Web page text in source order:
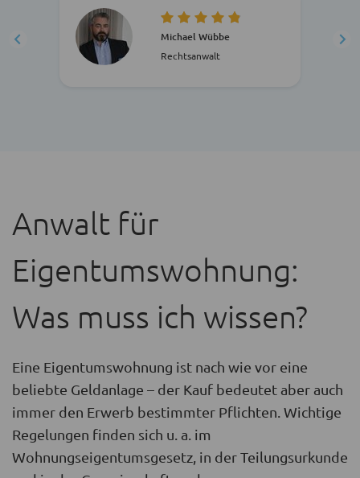
Michael Wübbe
Rechtsanwalt
Anwalt für
Eigentumswohnung:
Was muss ich wissen?
Eine Eigentumswohnung ist nach wie vor eine
beliebte Geldanlage – der Kauf bedeutet aber auch
immer den Erwerb bestimmter Pflichten. Wichtige
Regelungen finden sich u. a. im
Wohnungseigentumsgesetz, in der Teilungsurkunde